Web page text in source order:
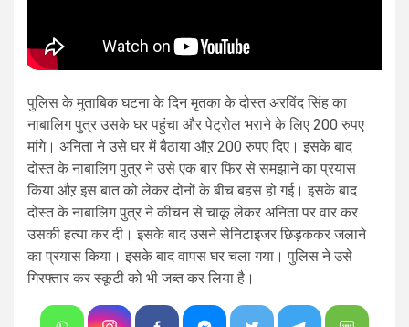
पुलिस के मुताबिक घटना के दिन मृतका के दोस्त अरविंद सिंह का
नाबालिग पुत्र उसके घर पहुंचा और पेट्रोल भराने के लिए 200 रुपए
मांगे। अनिता ने उसे घर में बैठाया औऱ 200 रुपए दिए। इसके बाद
दोस्त के नाबालिग पुत्र ने उसे एक बार फिर से समझाने का प्रयास
किया औऱ इस बात को लेकर दोनों के बीच बहस हो गई। इसके बाद
दोस्त के नाबालिग पुत्र ने कीचन से चाकू लेकर अनिता पर वार कर
उसकी हत्या कर दी। इसके बाद उसने सेनिटाइजर छिड़ककर जलाने
का प्रयास किया। इसके बाद वापस घर चला गया। पुलिस ने उसे
गिरफ्तार कर स्कूटी को भी जब्त कर लिया है।